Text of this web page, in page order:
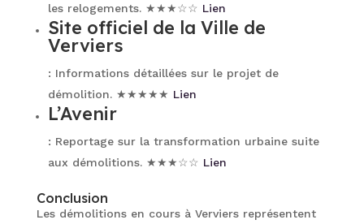
les relogements. ★★★☆☆ Lien
Site officiel de la Ville de
Verviers
: Informations détaillées sur le projet de
démolition. ★★★★★ Lien
L’Avenir
: Reportage sur la transformation urbaine suite
aux démolitions. ★★★☆☆ Lien
Conclusion
Les démolitions en cours à Verviers représentent